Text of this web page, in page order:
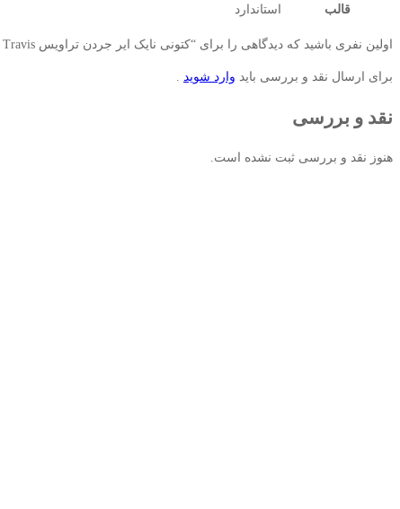
قالب استاندارد
اولین نفری باشید که دیدگاهی را برای “کتونی نایک ایر جردن تراویس Nike Air Jordan 1 Travis” ارسال می کنید;
برای ارسال نقد و بررسی باید وارد شوید .
نقد و بررسی
هنوز نقد و بررسی ثبت نشده است.